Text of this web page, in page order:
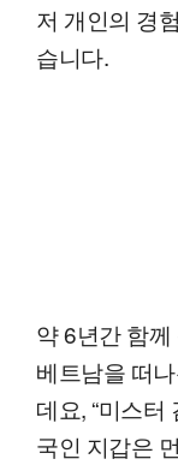
저 개인의 경
습니다.
약 6년간 함
베트남을 떠
데요, “미스터
국인 지갑은